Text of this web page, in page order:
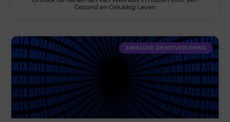
Gezond en Gelukkig Leven
ZAKELIJKE DIENSTVERLENING